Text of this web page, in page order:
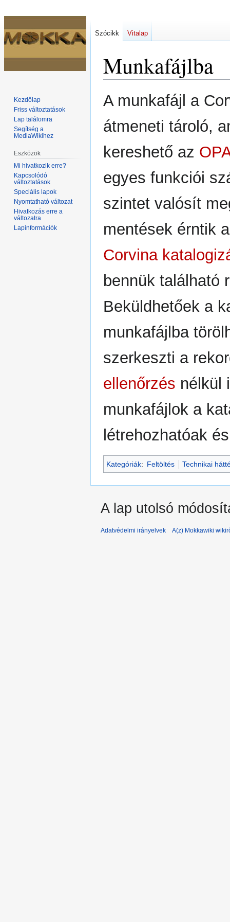
Munkafájlba
Ugrás
a
Ugrás
a
A munkafájl a
átmeneti tároló,
kereshető az
egyes funkciói
szintet valósít
mentések érntik
Corvina
bennük található
Beküldhetőek a
munkafájlba
szerkeszti a
ellenőrzés nélkül
munkafájlok a
létrehozhatóak
Kategóriák: Feltöltés Technikai
Szócikk Vitalap
Kezdőlap
Friss változtatások
Lap találomra
Segítség a
MediaWikihez
Eszközök
Mi hivatkozik erre?
Kapcsolódó
változtatások
Speciális lapok
Nyomtatható változat
Hivatkozás erre a
változatra
Lapinformációk
A lap utolsó
Adatvédelmi irányelvek A(z) Mokkawiki